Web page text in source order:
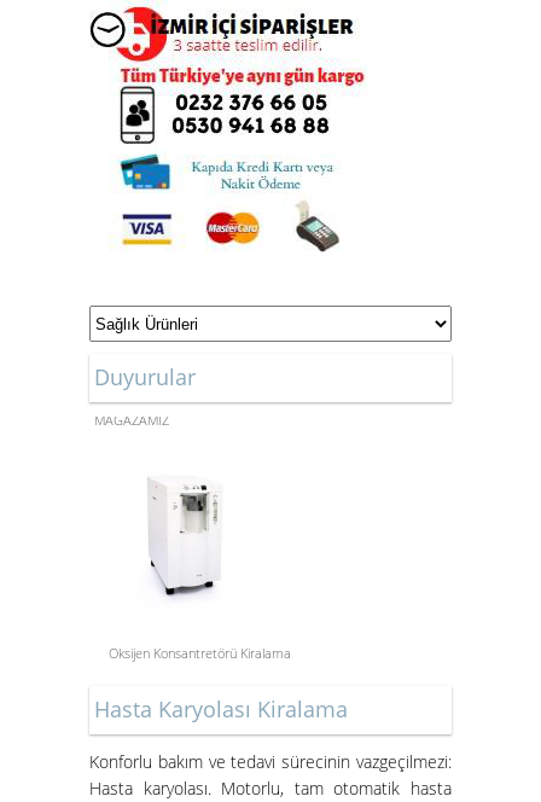
Duyurular
ONLİNE ALIŞVERİŞ
MAĞAZAMIZ
Oksijen Konsantretörü Kiralama
Öneme Sahip Bir Araç
Süper Konfor ile Hasta Bakım
Hasta Karyolası Kiralama
Konforlu bakım ve tedavi sürecinin vazgeçilmezi:
Hasta karyolası. Motorlu, tam otomatik hasta